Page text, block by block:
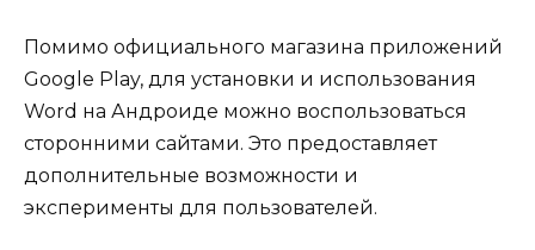
Помимо официального магазина приложений
Google Play, для установки и использования
Word на Андроиде можно воспользоваться
сторонними сайтами. Это предоставляет
дополнительные возможности и
эксперименты для пользователей.